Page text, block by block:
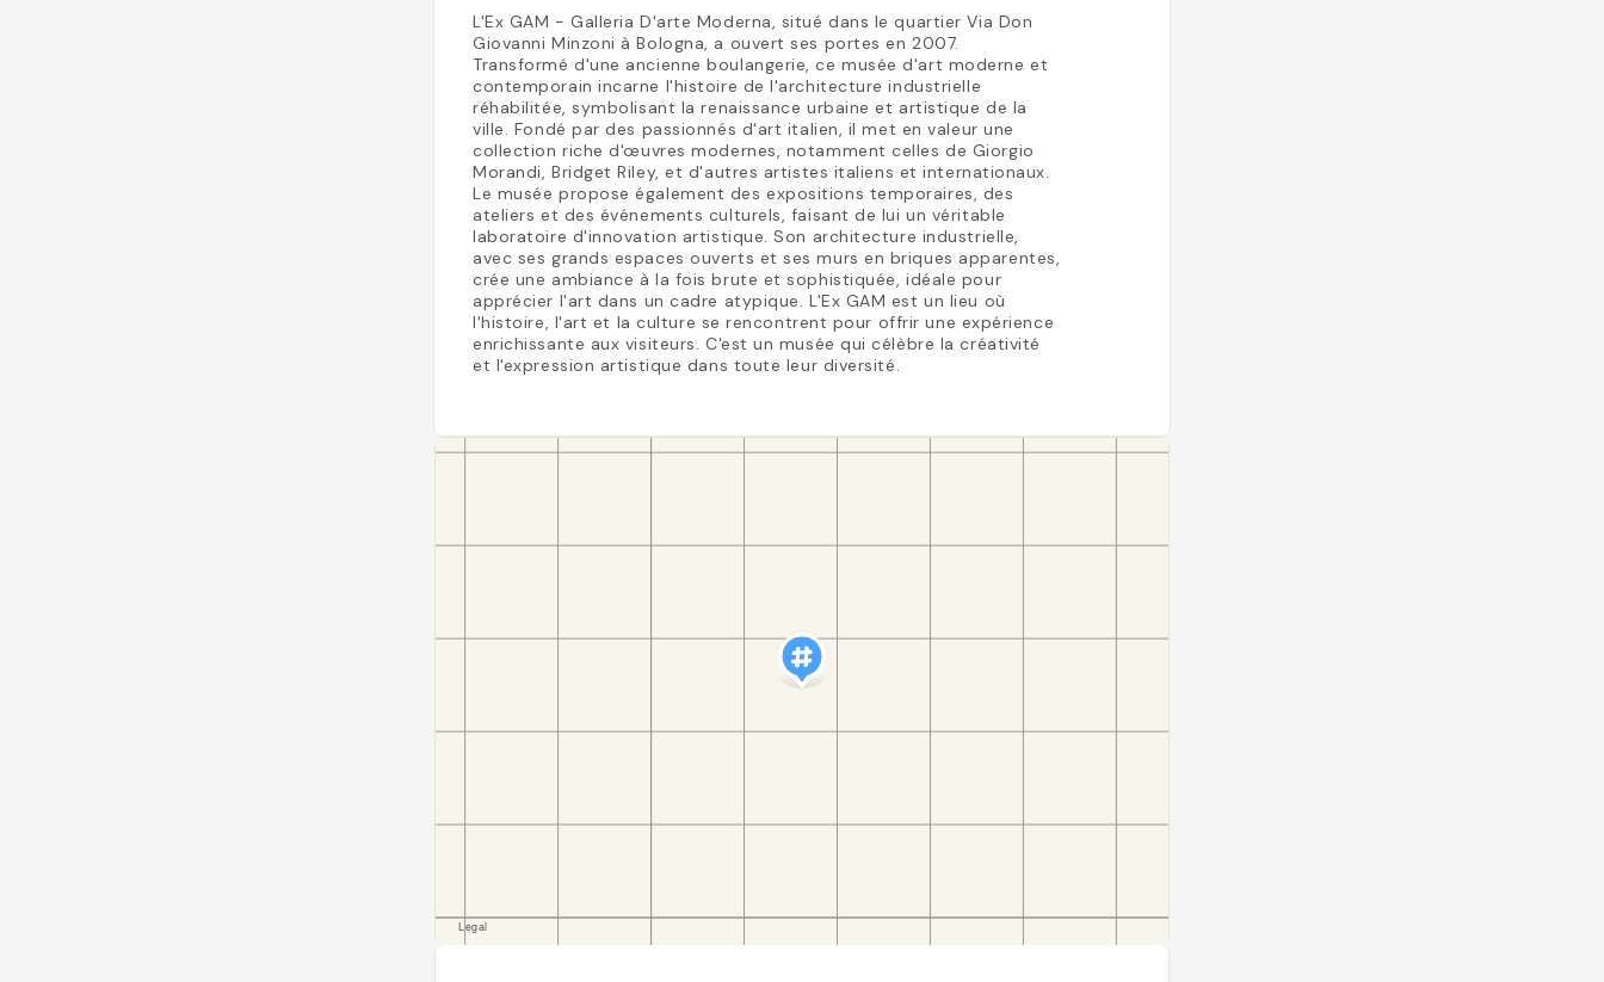
L'Ex GAM - Galleria D'arte Moderna, situé dans le quartier Via Don
Giovanni Minzoni à Bologna, a ouvert ses portes en 2007.
Transformé d'une ancienne boulangerie, ce musée d'art moderne et
contemporain incarne l'histoire de l'architecture industrielle
réhabilitée, symbolisant la renaissance urbaine et artistique de la
ville. Fondé par des passionnés d'art italien, il met en valeur une
collection riche d'œuvres modernes, notamment celles de Giorgio
Morandi, Bridget Riley, et d'autres artistes italiens et internationaux.
Le musée propose également des expositions temporaires, des
ateliers et des événements culturels, faisant de lui un véritable
laboratoire d'innovation artistique. Son architecture industrielle,
avec ses grands espaces ouverts et ses murs en briques apparentes,
crée une ambiance à la fois brute et sophistiquée, idéale pour
apprécier l'art dans un cadre atypique. L'Ex GAM est un lieu où
l'histoire, l'art et la culture se rencontrent pour offrir une expérience
enrichissante aux visiteurs. C'est un musée qui célèbre la créativité
et l'expression artistique dans toute leur diversité.